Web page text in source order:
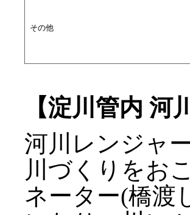
その他
【淀川管内
河川レンジャ
川づくりをお
ネーター(橋渡